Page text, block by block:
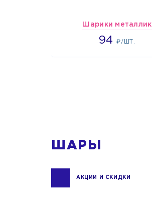
Шарики металлик
94₽/ШТ.
1697
ШАРЫ
АКЦИИ И СКИДКИ